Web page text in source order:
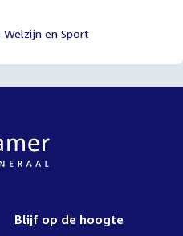
Welzijn en Sport
Blijf op de hoogte